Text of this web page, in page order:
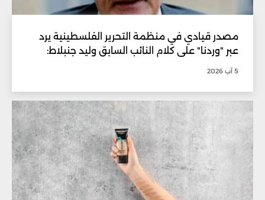
مصدر قيادي في منظمة التحرير الفلسطينية يرد
عبر "وردنا" على كلام النائب السابق وليد جنبلاط:
5 آب 2026